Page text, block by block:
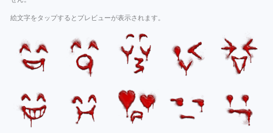
絵文字をタップするとプレビューが表示されます。